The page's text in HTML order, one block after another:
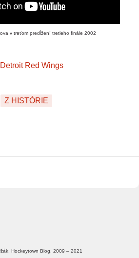
v treťom predĺžení tretieho finále 2002
Red Wings
Z HISTÓRIE
Hockeytown Blog, 2009 – 2021